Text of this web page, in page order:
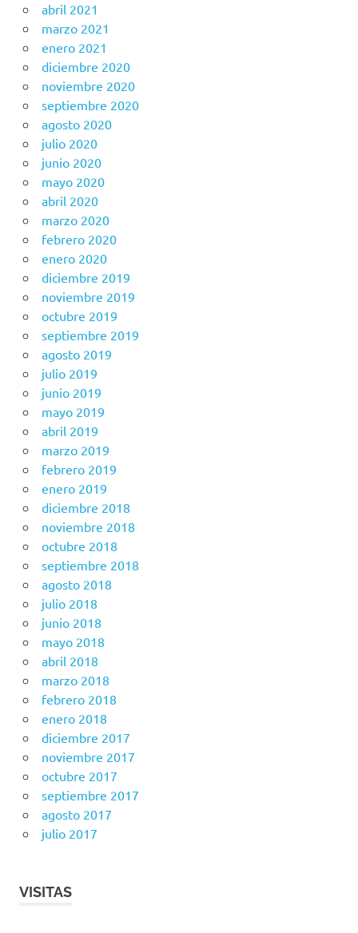
abril 2021
marzo 2021
enero 2021
diciembre 2020
noviembre 2020
septiembre 2020
agosto 2020
julio 2020
junio 2020
mayo 2020
abril 2020
marzo 2020
febrero 2020
enero 2020
diciembre 2019
noviembre 2019
octubre 2019
septiembre 2019
agosto 2019
julio 2019
junio 2019
mayo 2019
abril 2019
marzo 2019
febrero 2019
enero 2019
diciembre 2018
noviembre 2018
octubre 2018
septiembre 2018
agosto 2018
julio 2018
junio 2018
mayo 2018
abril 2018
marzo 2018
febrero 2018
enero 2018
diciembre 2017
noviembre 2017
octubre 2017
septiembre 2017
agosto 2017
julio 2017
VISITAS